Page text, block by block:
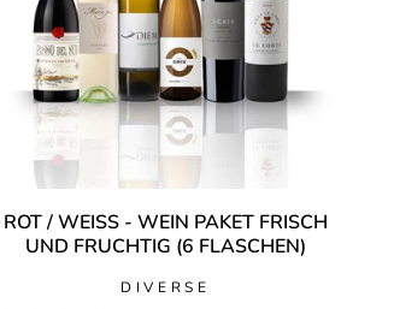
ROT / WEISS - WEIN PAKET FRISCH U
ND FRUCHTIG (6 FLASCHEN)
DIVERSE